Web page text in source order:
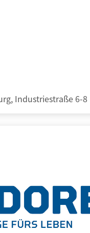
Industriestraße 6-8